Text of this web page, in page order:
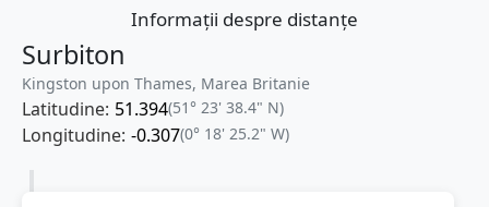
Informații despre distanțe
Surbiton
Kingston upon Thames, Marea Britanie
Latitudine: 51.394(51° 23' 38.4" N)
Longitudine: -0.307(0° 18' 25.2" W)